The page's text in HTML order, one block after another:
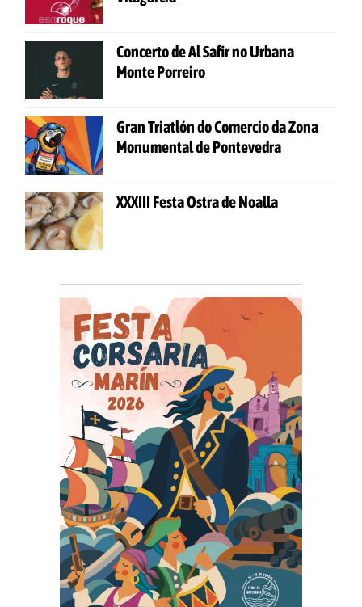
Concerto de Al Safir no Urbana
Monte Porreiro
Gran Triatlón do Comercio da Zona
Monumental de Pontevedra
XXXIII Festa Ostra de Noalla